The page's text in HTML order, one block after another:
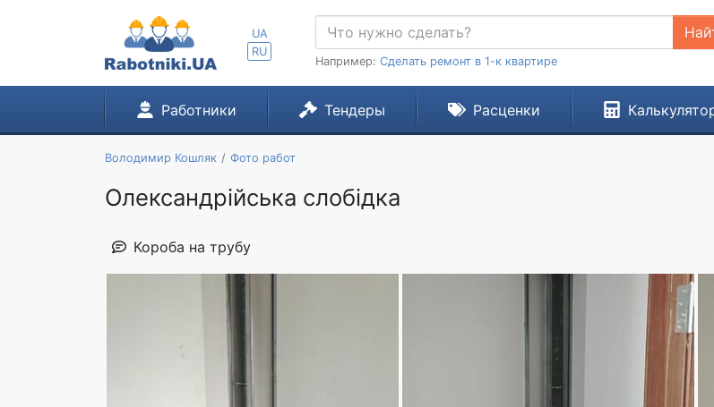
UA
RU
Например: Сделать ремонт в 1-к квартире
Работники Тендеры Расценки
Володимир Кошляк Фото работ
Олександрійська слобідка
Короба на трубу